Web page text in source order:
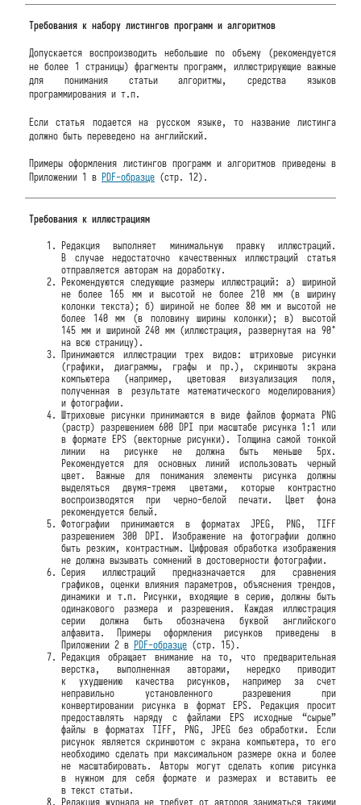
Требования к набору листингов программ и алгоритмов
Допускается воспроизводить небольшие по объему (рекомендуется
не более 1 страницы) фрагменты программ, иллюстрирующие важные
для понимания статьи алгоритмы, средства языков
программирования и т.п.
Если статья подается на русском языке, то название листинга
должно быть переведено на английский.
Примеры оформления листингов программ и алгоритмов приведены в
Приложении 1 в PDF-образце(стр. 12).
Требования к иллюстрациям
Редакция выполняет минимальную правку иллюстраций.
В случае недостаточно качественных иллюстраций статья
отправляется авторам на доработку.
Рекомендуются следующие размеры иллюстраций: а) шириной
не более 165 мм и высотой не более 210 мм (в ширину
колонки текста); б) шириной не более 80 мм и высотой не
более 140 мм (в половину ширины колонки); в) высотой
145 мм и шириной 240 мм (иллюстрация, развернутая на 90°
на всю страницу).
Принимаются иллюстрации трех видов: штриховые рисунки
(графики, диаграммы, графы и пр.), скриншоты экрана
компьютера (например, цветовая визуализация поля,
полученная в результате математического моделирования)
и фотографии.
Штриховые рисунки принимаются в виде файлов формата PNG
(растр) разрешением 600 DPI при масштабе рисунка 1:1 или
в формате EPS (векторные рисунки). Толщина самой тонкой
линии на рисунке не должна быть меньше 5px.
Рекомендуется для основных линий использовать черный
цвет. Важные для понимания элементы рисунка должны
выделяться двумя-тремя цветами, которые контрастно
воспроизводятся при черно-белой печати. Цвет фона
рекомендуется белый.
Фотографии принимаются в форматах JPEG, PNG, TIFF
разрешением 300 DPI. Изображение на фотографии должно
быть резким, контрастным. Цифровая обработка изображения
не должна вызывать сомнений в достоверности фотографии.
Серия иллюстраций предназначается для сравнения
графиков, оценки влияния параметров, объяснения трендов,
динамики и т.п. Рисунки, входящие в серию, должны быть
одинакового размера и разрешения. Каждая иллюстрация
серии должна быть обозначена буквой английского
алфавита. Примеры оформления рисунков приведены в
Приложении 2 в PDF-образце(стр. 15).
Редакция обращает внимание на то, что предварительная
верстка, выполненная авторами, нередко приводит
к ухудшению качества рисунков, например за счет
неправильно установленного разрешения при
конвертировании рисунка в формат EPS. Редакция просит
предоставлять наряду с файлами EPS исходные “сырые”
файлы в форматах TIFF, PNG, JPEG без обработки. Если
рисунок является скриншотом с экрана компьютера, то его
необходимо сделать при максимальном размере окна и более
не масштабировать. Авторы могут сделать копию рисунка
в нужном для себя формате и размерах и вставить ее
в текст статьи.
Редакция журнала не требует от авторов заниматься такими